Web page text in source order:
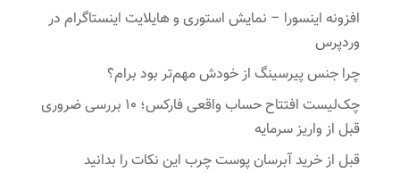
افزونه اینسورا – نمایش استوری و هایلایت اینستاگرام در
وردپرس
چرا جنس پیرسینگ از خودش مهم‌تر بود برام؟
چک‌لیست افتتاح حساب واقعی فارکس؛ ۱۰ بررسی ضروری
قبل از واریز سرمایه
قبل از خرید آبرسان پوست چرب این نکات را بدانید